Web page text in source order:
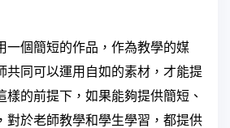
一個簡短的作品，作為教學的媒
共同可以運用自如的素材，才能提
樣的前提下，如果能夠提供簡短、
對於老師教學和學生學習，都提供